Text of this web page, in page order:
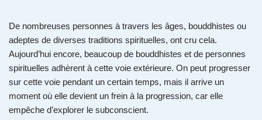
De nombreuses personnes à travers les âges, bouddhistes ou
adeptes de diverses traditions spirituelles, ont cru cela.
Aujourd’hui encore, beaucoup de bouddhistes et de personnes
spirituelles adhèrent à cette voie extérieure. On peut progresser
sur cette voie pendant un certain temps, mais il arrive un
moment où elle devient un frein à la progression, car elle
empêche d’explorer le subconscient.